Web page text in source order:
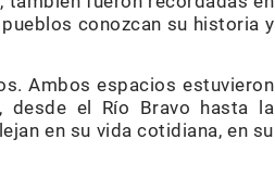
conozcan su historia y
Ambos espacios estuvieron
desde el Río Bravo hasta la
en su vida cotidiana, en su